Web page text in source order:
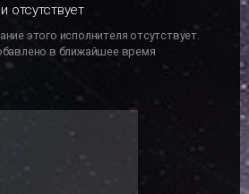
отсутствует
этого исполнителя отсутствует.
в ближайшее время